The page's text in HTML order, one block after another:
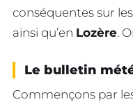
conséquentes sur
ainsi qu’en Lozère.
Le bulletin
Commençons par